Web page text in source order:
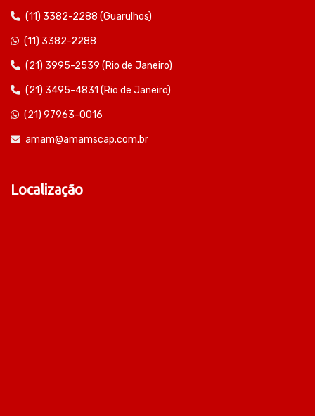
(11) 3382-2288 (Guarulhos)
(11) 3382-2288
(21) 3995-2539 (Rio de Janeiro)
(21) 3495-4831 (Rio de Janeiro)
(21) 97963-0016
amam@amamscap.com.br
Localização